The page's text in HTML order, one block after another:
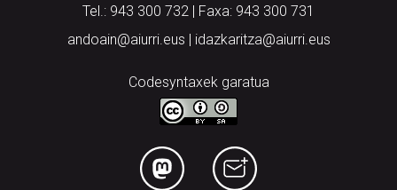
Tel.: 943 300 732 | Faxa: 943 300 731
andoain@aiurri.eus | idazkaritza@aiurri.eus
Codesyntaxek garatua